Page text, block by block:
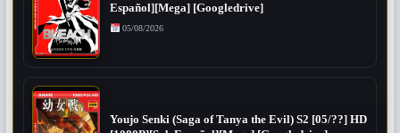
Español][Mega] [Googledrive]
05/08/2026
Youjo Senki (Saga of Tanya the Evil) S2 [05/??] HD